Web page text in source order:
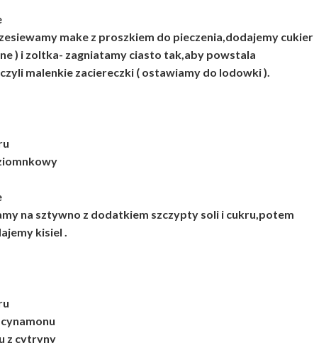
make z proszkiem do pieczenia,dodajemy cukier
) i zoltka- zagniatamy ciasto tak,aby powstala
malenkie zaciereczki ( ostawiamy do lodowki ).
na sztywno z dodatkiem szczypty soli i cukru,potem
kisiel .
z cytryny